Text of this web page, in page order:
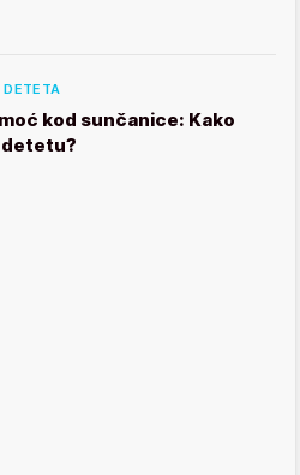
DETETA
kod sunčanice: Kako